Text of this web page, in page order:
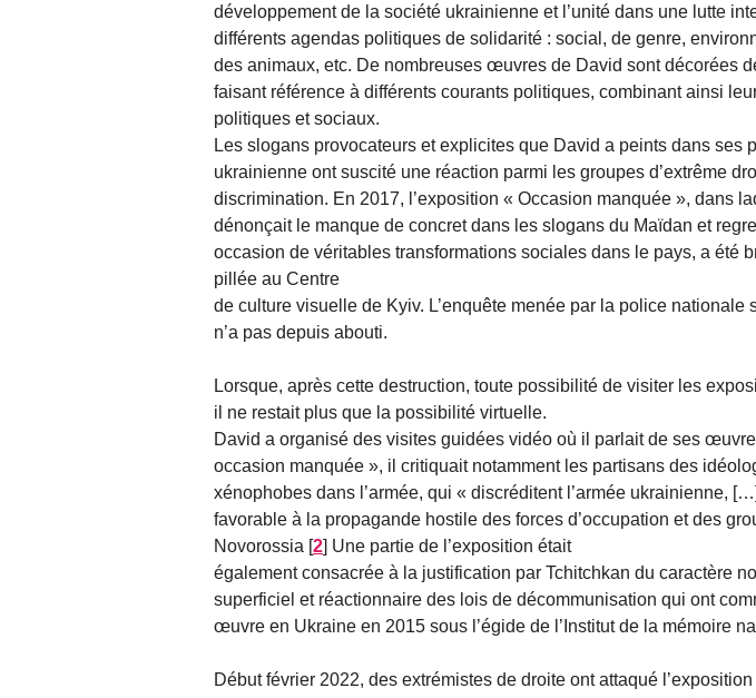
développement de la société ukrainienne et l’unité dans une lutte
différents agendas politiques de solidarité : social, de genre,
des animaux, etc. De nombreuses œuvres de David sont décorées
faisant référence à différents courants politiques, combinant ainsi
politiques et sociaux.
Les slogans provocateurs et explicites que David a peints dans ses
ukrainienne ont suscité une réaction parmi les groupes d’extrême
discrimination. En 2017, l’exposition « Occasion manquée », dans
dénonçait le manque de concret dans les slogans du Maïdan et
occasion de véritables transformations sociales dans le pays, a été
pillée au Centre
de culture visuelle de Kyiv. L’enquête menée par la police nationale
n’a pas depuis abouti.
Lorsque, après cette destruction, toute possibilité de visiter les
il ne restait plus que la possibilité virtuelle.
David a organisé des visites guidées vidéo où il parlait de ses
occasion manquée », il critiquait notamment les partisans des
xénophobes dans l’armée, qui « discréditent l’armée ukrainienne,
favorable à la propagande hostile des forces d’occupation et des
Novorossia [2] Une partie de l’exposition était
également consacrée à la justification par Tchitchkan du caractère
superficiel et réactionnaire des lois de décommunisation qui ont
œuvre en Ukraine en 2015 sous l’égide de l’Institut de la mémoire
Début février 2022, des extrémistes de droite ont attaqué